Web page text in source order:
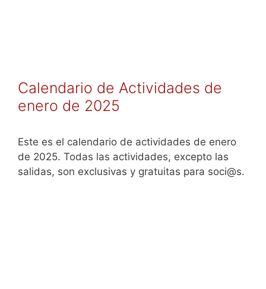
Calendario de Actividades de
enero de 2025
Este es el calendario de actividades de enero
de 2025. Todas las actividades, excepto las
salidas, son exclusivas y gratuitas para soci@s.